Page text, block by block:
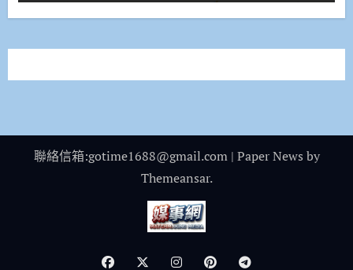
聯絡信箱:gotime1688@gmail.com | Paper News by
Themeansar.